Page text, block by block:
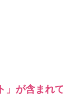
」が含まれ